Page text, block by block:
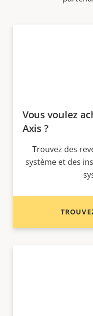
Vous voulez
Axis ?
Trouvez des
système et des